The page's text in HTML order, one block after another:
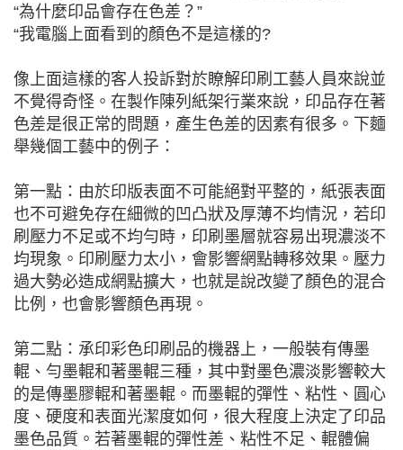
“為什麼印品會存在色差？”
“我電腦上面看到的顏色不是這樣的?
像上面這樣的客人投訴對於瞭解印刷工藝人員來說並
不覺得奇怪。在製作陳列紙架行業來說，印品存在著
色差是很正常的問題，產生色差的因素有很多。下麵
舉幾個工藝中的例子：
第一點：由於印版表面不可能絕對平整的，紙張表面
也不可避免存在細微的凹凸狀及厚薄不均情況，若印
刷壓力不足或不均勻時，印刷墨層就容易出現濃淡不
均現象。印刷壓力太小，會影響網點轉移效果。壓力
過大勢必造成網點擴大，也就是說改變了顏色的混合
比例，也會影響顏色再現。
第二點：承印彩色印刷品的機器上，一般裝有傳墨
輥、勻墨輥和著墨輥三種，其中對墨色濃淡影響較大
的是傳墨膠輥和著墨輥。而墨輥的彈性、粘性、圓心
度、硬度和表面光潔度如何，很大程度上決定了印品
墨色品質。若著墨輥的彈性差、粘性不足、輥體偏